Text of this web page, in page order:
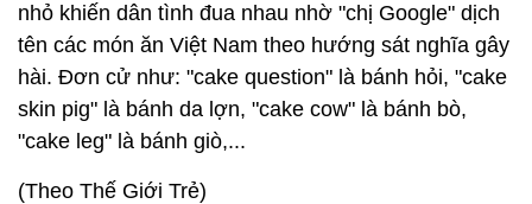
nhỏ khiến dân tình đua nhau nhờ "chị Google" dịch
tên các món ăn Việt Nam theo hướng sát nghĩa gây
hài. Đơn cử như: "cake question" là bánh hỏi, "cake
skin pig" là bánh da lợn, "cake cow" là bánh bò,
"cake leg" là bánh giò,...
(Theo Thế Giới Trẻ)